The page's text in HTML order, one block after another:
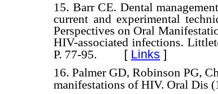
15. Barr CE. Dental
current and experimental
Perspectives on Oral
HIV-associated infections.
P. 77-95. [ Links ]
16. Palmer GD, Robinson PG,
manifestations of HIV. Oral Dis